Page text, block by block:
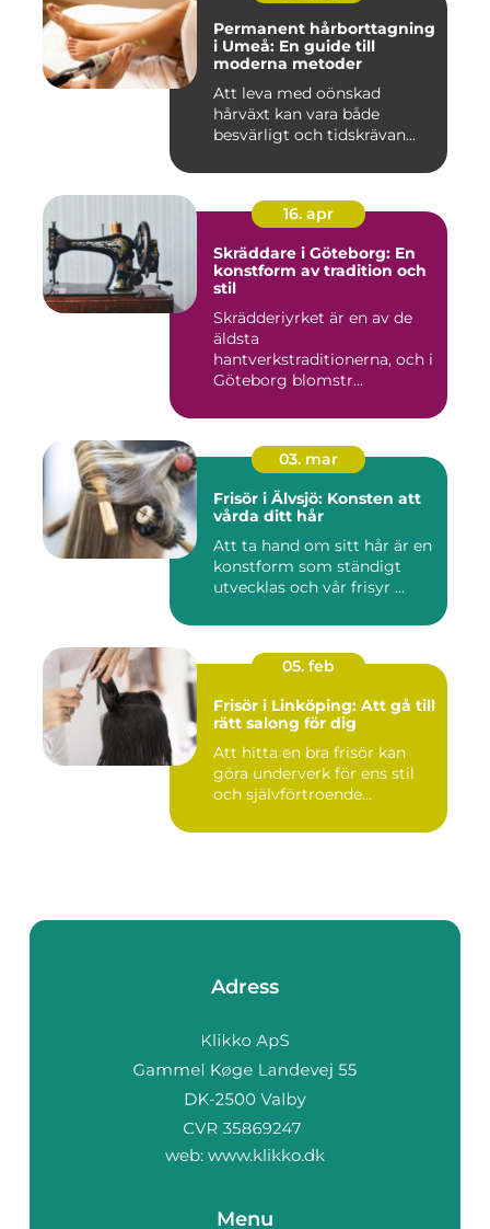
Permanent hårborttagning
i Umeå: En guide till
moderna metoder
Att leva med oönskad
hårväxt kan vara både
besvärligt och tidskrävan...
16. apr
Skräddare i Göteborg: En
konstform av tradition och
stil
Skrädderiyrket är en av de
äldsta
hantverkstraditionerna, och i
Göteborg blomstr...
03. mar
Frisör i Älvsjö: Konsten att
vårda ditt hår
Att ta hand om sitt hår är en
konstform som ständigt
utvecklas och vår frisyr ...
05. feb
Frisör i Linköping: Att gå till
rätt salong för dig
Att hitta en bra frisör kan
göra underverk för ens stil
och självförtroende...
Adress
web: www.klikko.dk
Menu